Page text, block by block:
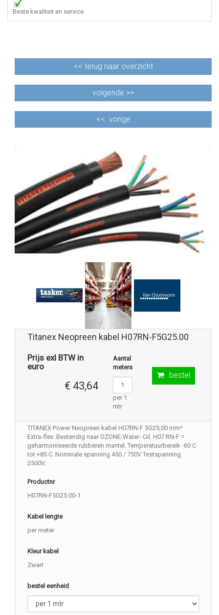
Beste kwaliteit en service
<< terug naar overzicht
volgende >>
<< vorige
Titanex Neopreen kabel H07RN-F5G25.00
Prijs exl BTW in
euro
€ 43,64
Aantal
meters
per 1
mtr
bestel
TITANEX Power Neopreen kabel H07RN-F 5G25,00 mm²
Extra-flex .Bestendig naar OZONE-Water- Oil. H07 RN-F =
geharmoniseerde rubberen mantel. Temperatuurbereik -60 C
tot +85 C. Nominale spanning 450 / 750V Testspanning
2500V.
Productnr
H07RN-F5G25.00-1
Kabel lengte
per meter
Kleur kabel
Zwart
bestel eenheid